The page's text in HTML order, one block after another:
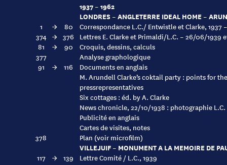
1937 – 1962
LONDRES – ANGLETERRE IDEAL HOME –
1 → 80
Correspondance L.C./ Entwistle et Clarke, 1937
374 → 376
Lettres E. Clarke et Primaldi/L.C. – 26/06/1939
81
→ 90
Croquis, dessins, calculs
377
Analyse graphologique
91
→ 116
Documents en anglais
M. Arundell Clarke’s coktail party : points for
pressrepresentatives
Six cottages : éd. by A. Clarke
News chronicle, 22/10/1938 : photographie
Publicité en anglais
Cartes de visites, notes
378
Plan (voir microfilm)
VILLEJUIF – MONUMENT A LA MEMOIRE DE
117 → 139
Lettre Comité / L.C., 1939